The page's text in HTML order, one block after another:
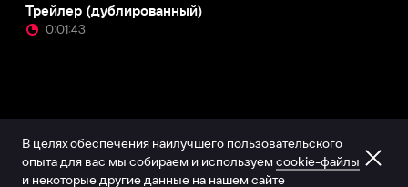
Трейлер (дублированный)
0:01:43
В целях обеспечения наилучшего пользовательского
опыта для вас мы собираем и используем cookie-файлы
и некоторые другие данные на нашем сайте